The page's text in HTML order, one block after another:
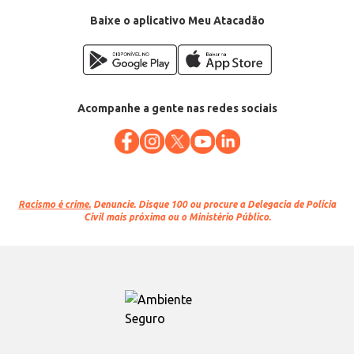
Baixe o aplicativo Meu Atacadão
Acompanhe a gente nas redes sociais
Racismo é crime. Denuncie. Disque 100 ou procure a Delegacia de Polícia
Civil mais próxima ou o Ministério Público.